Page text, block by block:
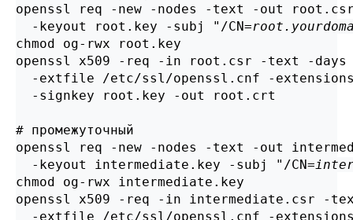
openssl req -new -nodes -text -out
  -keyout root.key -subj "/CN=
chmod og-rwx root.key
openssl x509 -req -in root.csr -text -days
-extfile /etc/ssl/openssl.cnf -
  -signkey root.key -out root.crt
# промежуточный
openssl req -new -nodes -text -out
  -keyout intermediate.key -subj "/CN=
chmod og-rwx intermediate.key
openssl x509 -req -in intermediate.csr -
-extfile /etc/ssl/openssl.cnf -